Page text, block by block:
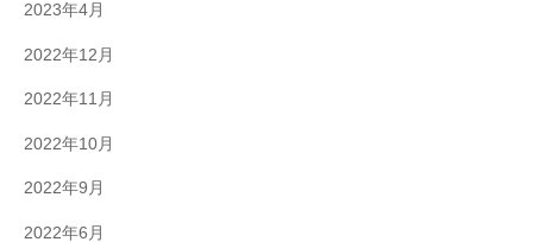
2023年4月
2022年12月
2022年11月
2022年10月
2022年9月
2022年6月